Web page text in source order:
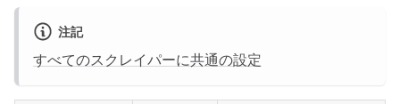
注記
すべてのスクレイパーに共通の設定